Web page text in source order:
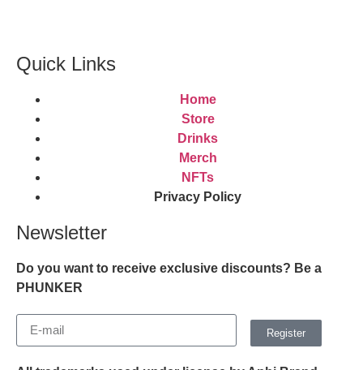
Quick Links
Home
Store
Drinks
Merch
NFTs
Privacy Policy
Newsletter
Do you want to receive exclusive discounts? Be a
PHUNKER
Register